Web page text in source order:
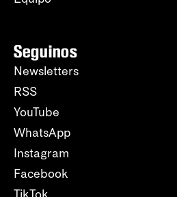
Seguinos
Newsletters
RSS
YouTube
WhatsApp
Instagram
Facebook